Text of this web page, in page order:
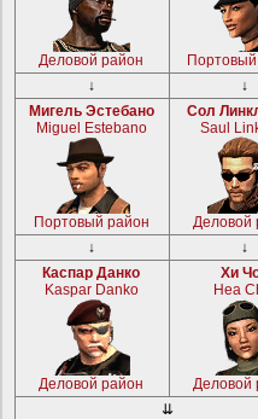
Деловой район
↓
↓
Мигель Эстебано
Miguel Estebano
Портовый район
Сол
Saul
Деловой
↓
↓
Каспар Данко
Kaspar Danko
Деловой район
Хи
Hea
Деловой
⇊